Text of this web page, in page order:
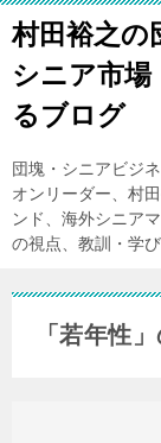
村田裕之の
シニア市場
るブログ
団塊・シニアビジ
オンリーダー、村
ンド、海外シニア
の視点、教訓・学
「若年性